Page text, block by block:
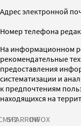
Адрес электронной
Номер телефона
На информационном
рекомендательные
предоставления
систематизации и
к предпочтениям
находящихся на
SPARROWINFOX